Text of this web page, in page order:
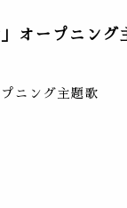
オープニング
ニング主題歌